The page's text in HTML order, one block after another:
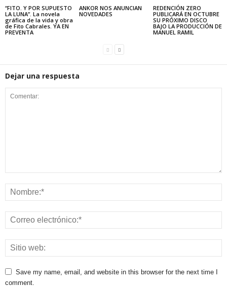
“FITO. Y POR SUPUESTO
LA LUNA”. La novela
gráfica de la vida y obra
de Fito Cabrales. YA EN
PREVENTA
ANKOR NOS ANUNCIAN
NOVEDADES
REDENCIÓN ZERO
PUBLICARÁ EN OCTUBRE
SU PRÓXIMO DISCO
BAJO LA PRODUCCIÓN DE
MANUEL RAMIL
Dejar una respuesta
Save my name, email, and website in this browser for the next time I
comment.